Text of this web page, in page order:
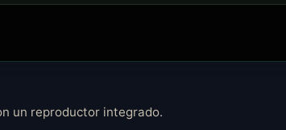
un reproductor integrado.